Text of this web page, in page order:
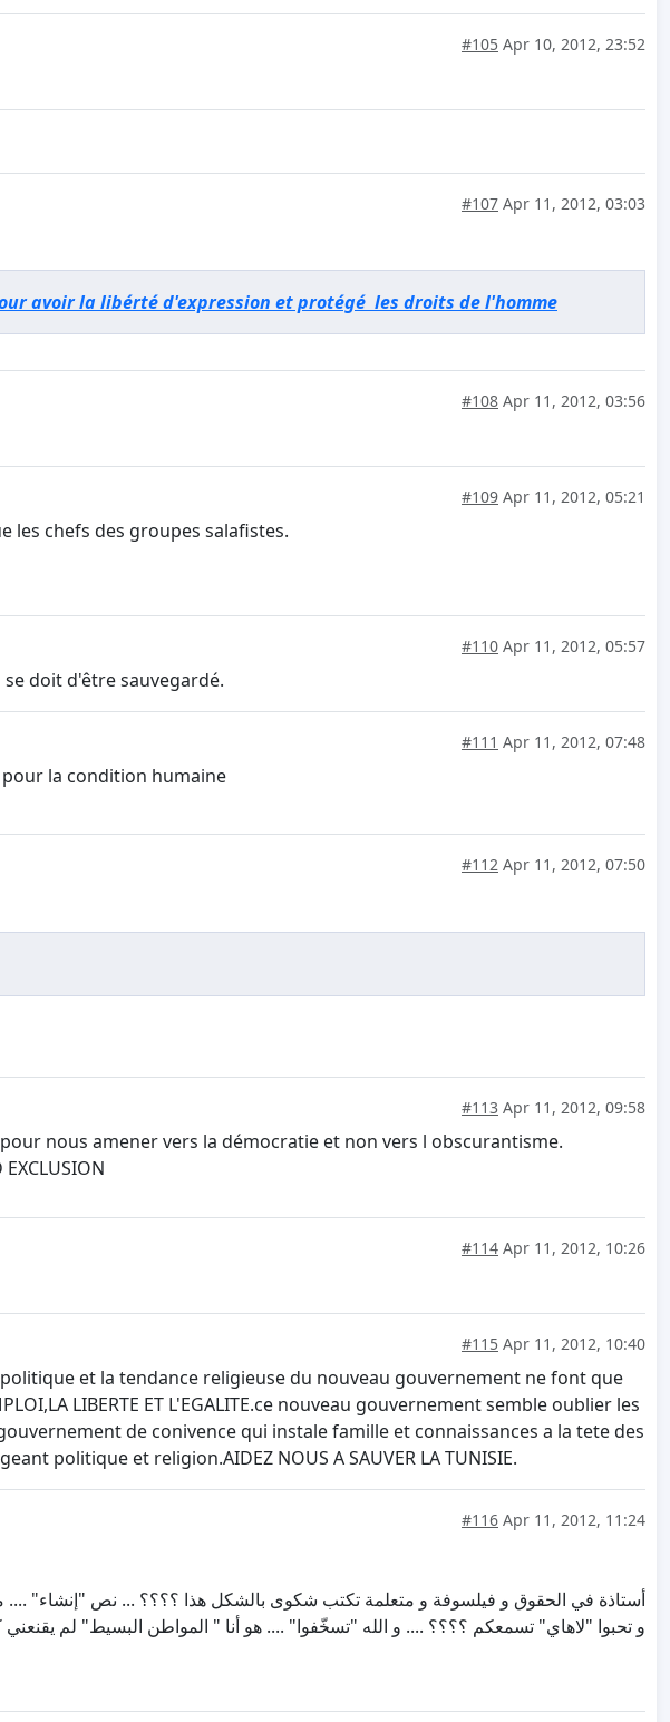
#105 Apr 10, 2012, 23:52
#107 Apr 11, 2012, 03:03
avoir la libérté d'expression et protégé les droits de l'homme
#108 Apr 11, 2012, 03:56
#109 Apr 11, 2012, 05:21
les chefs des groupes salafistes.
#110 Apr 11, 2012, 05:57
doit d'être sauvegardé.
#111 Apr 11, 2012, 07:48
la condition humaine
#112 Apr 11, 2012, 07:50
#113 Apr 11, 2012, 09:58
nous amener vers la démocratie et non vers l obscurantisme.
EXCLUSION
#114 Apr 11, 2012, 10:26
#115 Apr 11, 2012, 10:40
et la tendance religieuse du nouveau gouvernement ne font que
LIBERTE ET L'EGALITE.ce nouveau gouvernement semble oublier les
de conivence qui instale famille et connaissances a la tete des
politique et religion.AIDEZ NOUS A SAUVER LA TUNISIE.
#116 Apr 11, 2012, 11:24
أستاذة في الحقوق و فيلسوفة و متعلمة تكتب شكوى بالشكل هذا ؟؟؟؟ ... نص "إنشاء" ....
و تحبوا "لاهاي" تسمعكم ؟؟؟؟ .... و الله "تسخّفوا" .... هو أنا " المواطن البسيط" لم يقنعني